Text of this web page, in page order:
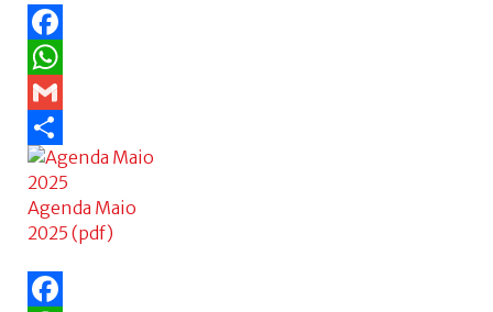
Facebook
WhatsApp
Gmail
Share
Agenda Maio
2025 (pdf)